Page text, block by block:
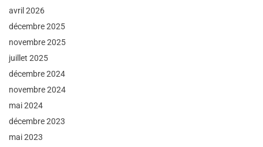
avril 2026
décembre 2025
novembre 2025
juillet 2025
décembre 2024
novembre 2024
mai 2024
décembre 2023
mai 2023